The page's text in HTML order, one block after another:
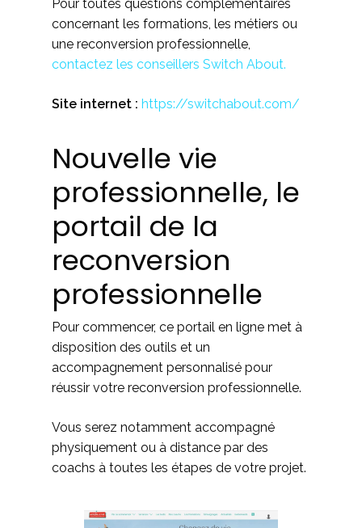
Pour toutes questions complémentaires
concernant les formations, les métiers ou
une reconversion professionnelle,
contactez les conseillers Switch About.
Site internet : https://switchabout.com/
Nouvelle vie
professionnelle, le
portail de la
reconversion
professionnelle
Pour commencer, ce portail en ligne met à
disposition des outils et un
accompagnement personnalisé pour
réussir votre reconversion professionnelle.
Vous serez notamment accompagné
physiquement ou à distance par des
coachs à toutes les étapes de votre projet.